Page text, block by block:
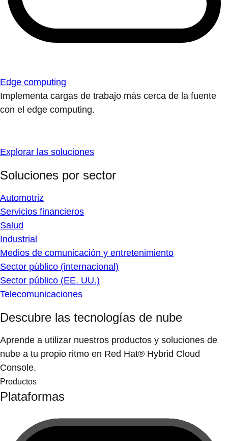
Edge computing
Implementa cargas de trabajo más cerca de la fuente
con el edge computing.
Explorar las soluciones
Soluciones por sector
Automotriz
Servicios financieros
Salud
Industrial
Medios de comunicación y entretenimiento
Sector público (internacional)
Sector público (EE. UU.)
Telecomunicaciones
Descubre las tecnologías de nube
Aprende a utilizar nuestros productos y soluciones de
nube a tu propio ritmo en Red Hat® Hybrid Cloud
Console.
Productos
Plataformas